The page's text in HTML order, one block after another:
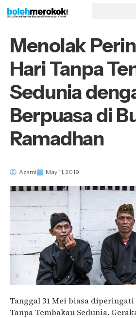
Menolak
Hari Tanpa
Sedunia
Berpuasa di
Ramadhan
Azami May 11, 2019
Tanggal 31 Mei biasa
Tanpa Tembakau Sedunia.